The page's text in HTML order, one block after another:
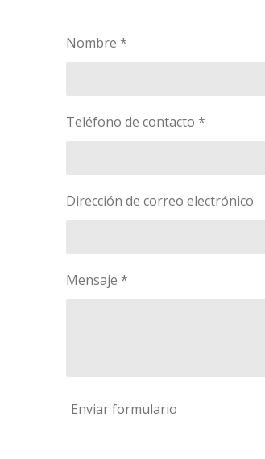
Nombre *
Teléfono de contacto *
Dirección de correo electrónico
Mensaje *
Enviar formulario